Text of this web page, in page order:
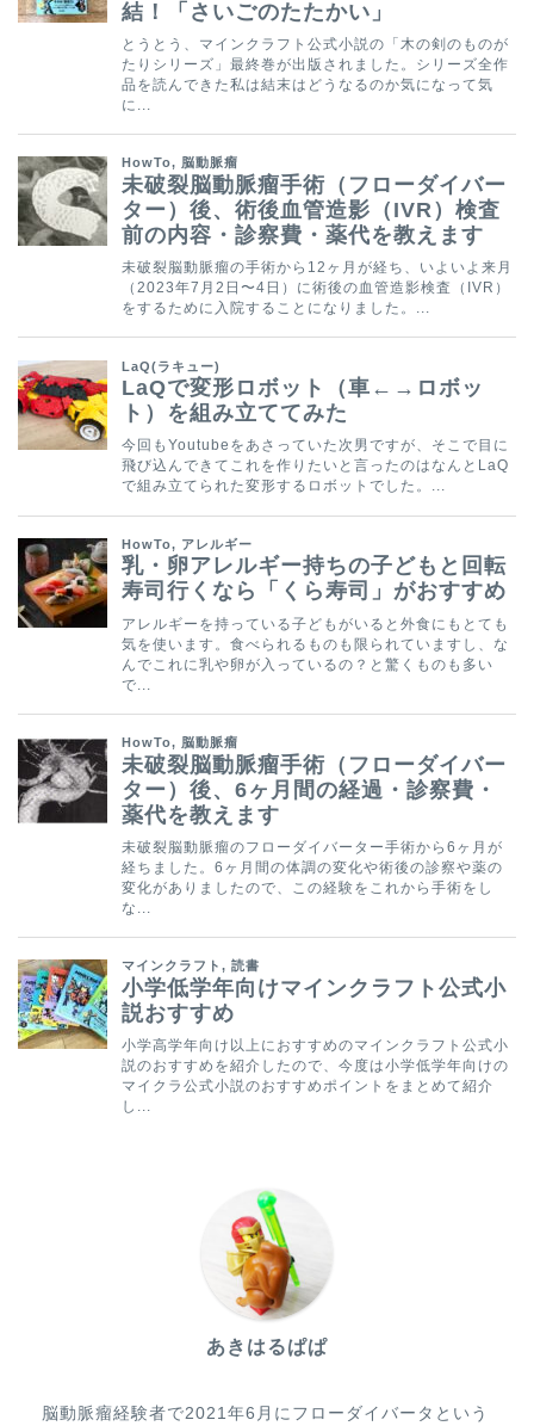
あきはるぱぱ
脳動脈瘤経験者で2021年6月にフローダイバータという